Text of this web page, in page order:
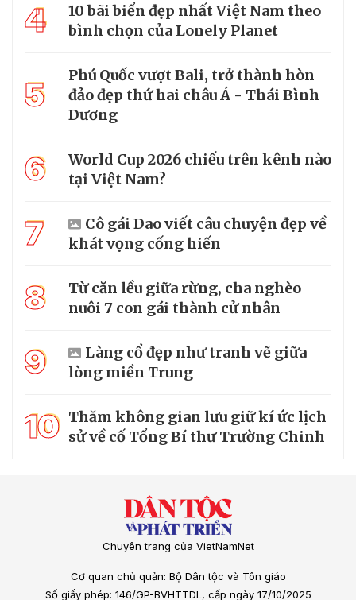
4
10 bãi biển đẹp nhất Việt Nam theo
bình chọn của Lonely Planet
5
Phú Quốc vượt Bali, trở thành hòn
đảo đẹp thứ hai châu Á - Thái Bình
Dương
6
World Cup 2026 chiếu trên kênh nào
tại Việt Nam?
7
Cô gái Dao viết câu chuyện đẹp về
khát vọng cống hiến
8
Từ căn lều giữa rừng, cha nghèo
nuôi 7 con gái thành cử nhân
9
Làng cổ đẹp như tranh vẽ giữa
lòng miền Trung
10 Thăm không gian lưu giữ kí ức lịch
sử về cố Tổng Bí thư Trường Chinh
Chuyên trang của VietNamNet
Cơ quan chủ quản: Bộ Dân tộc và Tôn giáo
Số giấy phép: 146/GP-BVHTTDL, cấp ngày 17/10/2025